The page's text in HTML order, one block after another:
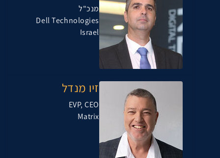
מנכ"ל
Dell Technologies
Israel
זיו מנדל
EVP, CEO
Matrix